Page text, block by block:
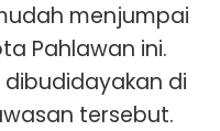
menjumpai
Pahlawan ini.
di
tersebut.